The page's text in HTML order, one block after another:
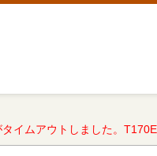
イムアウトしました。